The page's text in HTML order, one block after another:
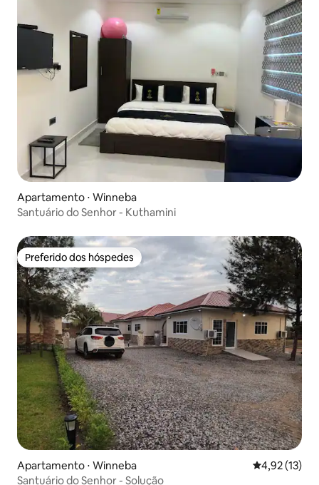
Apartamento ⋅ Winneba
Santuário do Senhor - Kuthamini
Preferido dos hóspedes
Preferido dos hóspedes
Apartamento ⋅ Winneba 4,92 de uma
4,92 (13)
Santuário do Senhor - Solução